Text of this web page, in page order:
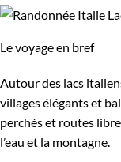
Le voyage en bref
Autour des lacs
villages élégants et
perchés et routes
l’eau et la montagne.